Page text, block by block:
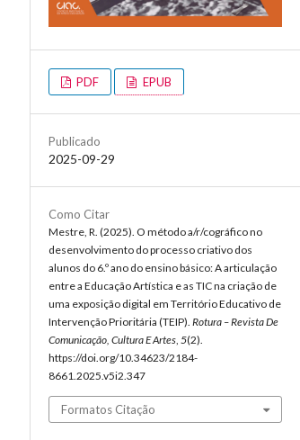
PDF EPUB
Publicado
2025-09-29
Como Citar
Mestre, R. (2025). O método a/r/cográfico no
desenvolvimento do processo criativo dos
alunos do 6.º ano do ensino básico: A articulação
entre a Educação Artística e as TIC na criação de
uma exposição digital em Território Educativo de
Intervenção Prioritária (TEIP). Rotura – Revista De
Comunicação, Cultura E Artes, 5(2).
https://doi.org/10.34623/2184-
8661.2025.v5i2.347
Formatos Citação